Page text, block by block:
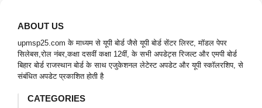
ABOUT US
upmsp25.com के माध्यम से यूपी बोर्ड जैसे यूपी बोर्ड सेंटर लिस्ट, मॉडल पेपर
सिलेबस,रोल नंबर,कक्षा दसवीं कक्षा 12वीं, के सभी अपडेट्स रिजल्ट और एमपी बोर्ड
बिहार बोर्ड राजस्थान बोर्ड के साथ एजुकेशनल लेटेस्ट अपडेट और यूपी स्कॉलरशिप, से
संबंधित अपडेट प्रकाशित होती है
CATEGORIES